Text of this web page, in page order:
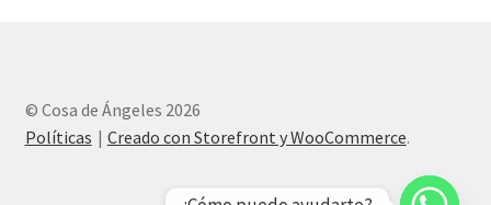
© Cosa de Ángeles 2026
Políticas
Creado con Storefront y WooCommerce.